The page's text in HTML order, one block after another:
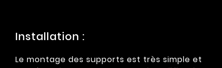
Installation :
Le montage des supports est très simple et